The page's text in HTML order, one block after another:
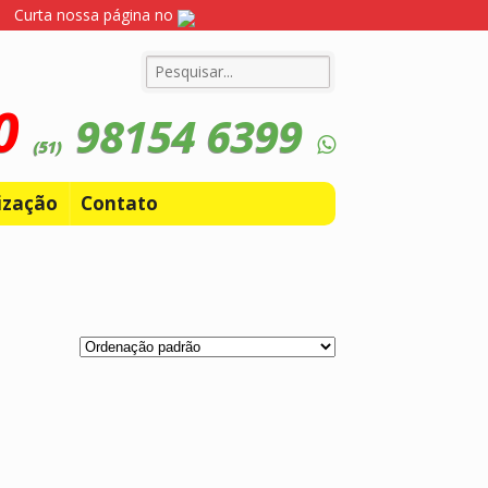
Curta nossa página no
(51) 98154 6399
Contato